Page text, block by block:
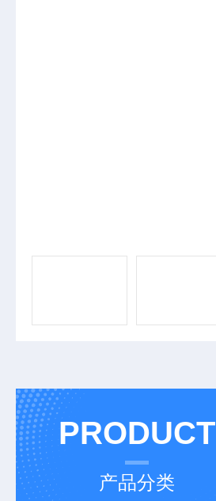
PRODUCT
产品分类